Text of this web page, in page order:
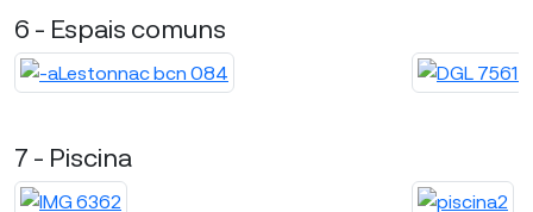
6 - Espais comuns
7 - Piscina